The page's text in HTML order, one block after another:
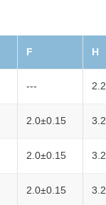
F H
--- 2.2
2.0±0.15 3.2
2.0±0.15 3.2
2.0±0.15 3.2